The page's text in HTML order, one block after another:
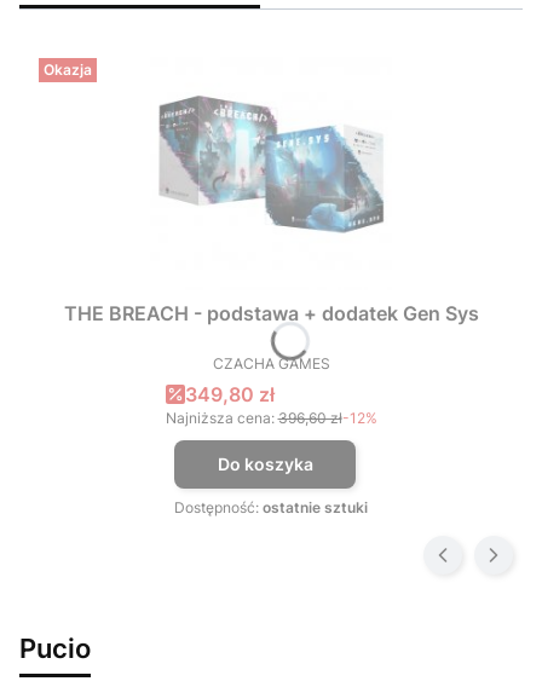
Okazja
THE BREACH - podstawa + dodatek Gen Sys
PRODUCENT
CZACHA GAMES
Cena promocyjna
349,80 zł
Najniższa cena: 396,60 zł-12%
Do koszyka
Dostępność: ostatnie sztuki
Pucio